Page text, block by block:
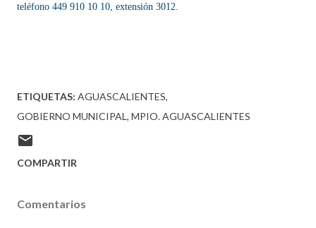
teléfono 449 910 10 10, extensión 3012.
ETIQUETAS: AGUASCALIENTES
GOBIERNO MUNICIPAL MPIO. AGUASCALIENTES
COMPARTIR
Comentarios